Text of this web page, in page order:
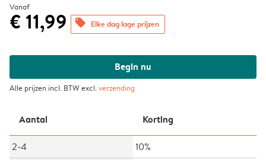
Vanaf
€ 11,99 offers Elke dag lage prijzen
Begin nu
Alle prijzen incl. BTW excl.verzending
Aantal Korting
2-4
10%